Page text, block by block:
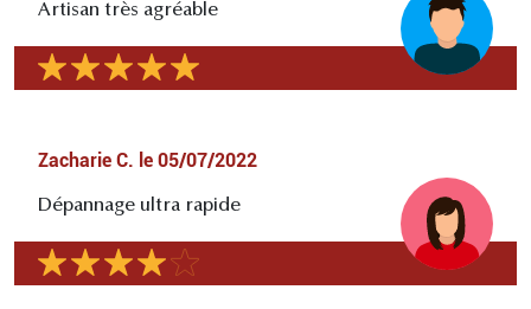
Artisan très agréable
Zacharie C. le 05/07/2022
Dépannage ultra rapide